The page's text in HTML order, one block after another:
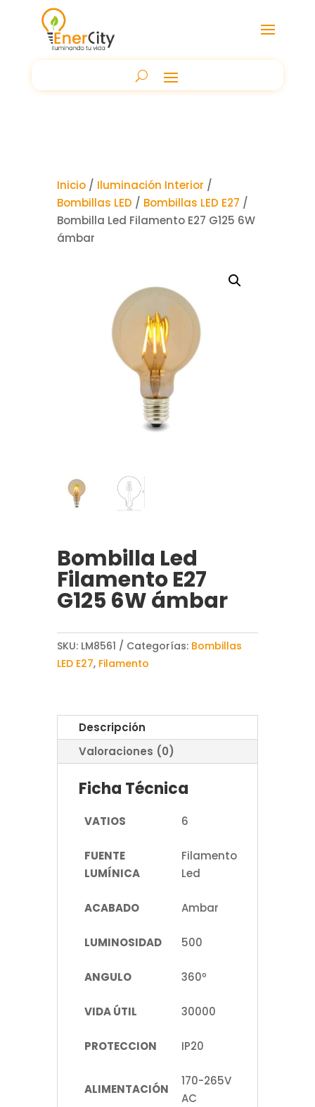
Inicio/ Iluminación Interior /
Bombillas LED / Bombillas LED E27 /
Bombilla Led Filamento E27 G125 6W
ámbar
Bombilla Led
Filamento E27
G125 6W ámbar
SKU: LM8561 Categorías: Bombillas
LED E27, Filamento
Descripción
Valoraciones (0)
Ficha Técnica
VATIOS 6
FUENTE
LUMÍNICA
Filamento
Led
ACABADO Ambar
LUMINOSIDAD 500
ANGULO 360º
VIDA ÚTIL 30000
PROTECCION IP20
ALIMENTACIÓN
170-265V
AC